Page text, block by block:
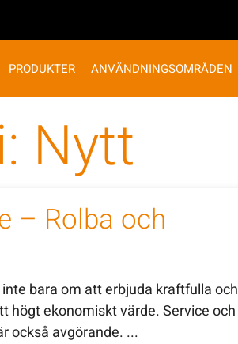
PRODUKTER ANVÄNDNINGSOMRÅDEN
Nytt
– Rolba och
bara om att erbjuda kraftfulla och
högt ekonomiskt värde. Service och
också avgörande. ...